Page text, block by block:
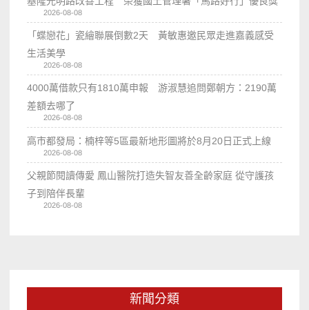
2026-08-08
「蝶戀花」瓷繪聯展倒數2天 黃敏惠邀民眾走進嘉義感受
生活美學
2026-08-08
4000萬借款只有1810萬申報 游淑慧追問鄭朝方：2190萬
差額去哪了
2026-08-08
高市都發局：楠梓等5區最新地形圖將於8月20日正式上線
2026-08-08
父親節閱讀傳愛 鳳山醫院打造失智友善全齡家庭 從守護孩
子到陪伴長輩
2026-08-08
新聞分類